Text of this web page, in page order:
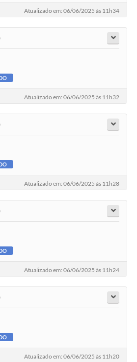
Atualizado em: 06/06/2025 às 11h34
Atualizado em: 06/06/2025 às 11h32
Atualizado em: 06/06/2025 às 11h28
Atualizado em: 06/06/2025 às 11h24
Atualizado em: 06/06/2025 às 11h20